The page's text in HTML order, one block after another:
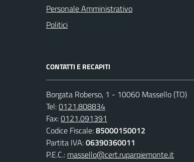
Personale Amministrativo
Politici
CONTATTI E RECAPITI
Borgata Roberso, 1 - 10060 Massello (TO)
Tel:0121.808834
Fax:0121.091391
Codice Fiscale:85000150012
Partita IVA:06390360011
P.E.C.: massello@cert.ruparpiemonte.it